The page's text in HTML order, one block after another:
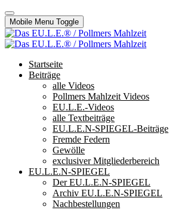
Mobile Menu Toggle
Startseite
Beiträge
alle Videos
Pollmers Mahlzeit Videos
EU.L.E.-Videos
alle Textbeiträge
EU.L.E.N-SPIEGEL-Beiträge
Fremde Federn
Gewölle
exclusiver Mitgliederbereich
EU.L.E.N-SPIEGEL
Der EU.L.E.N-SPIEGEL
Archiv EU.L.E.N-SPIEGEL
Nachbestellungen